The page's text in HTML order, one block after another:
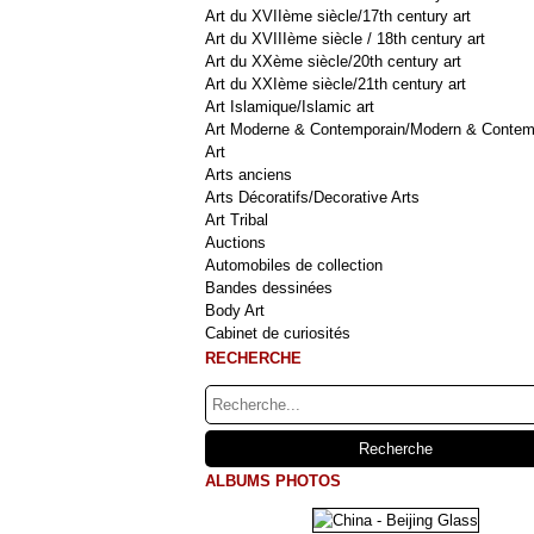
Art du XVIIème siècle/17th century art
Art du XVIIIème siècle / 18th century art
Art du XXème siècle/20th century art
Art du XXIème siècle/21th century art
Art Islamique/Islamic art
Art Moderne & Contemporain/Modern &
Art
Arts anciens
Arts Décoratifs/Decorative Arts
Art Tribal
Auctions
Automobiles de collection
Bandes dessinées
Body Art
Cabinet de curiosités
RECHERCHE
ALBUMS PHOTOS